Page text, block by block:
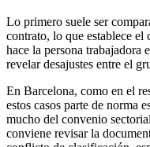
Lo primero suele ser
contrato, lo que establece
hace la persona trabajadora
revelar desajustes entre el
En Barcelona, como en el
estos casos parte de norma
mucho del convenio
conviene revisar la